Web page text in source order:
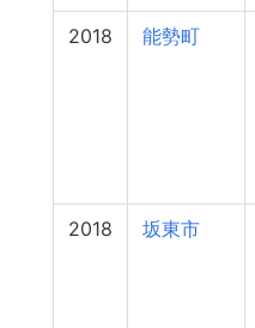
2018 能勢町
2018 坂東市